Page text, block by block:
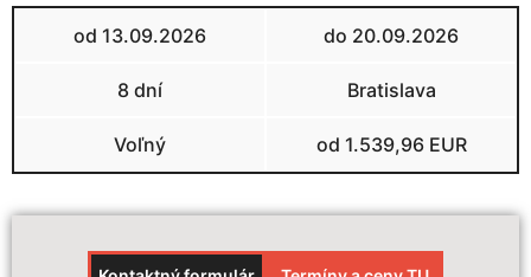
od 13.09.2026 do 20.09.2026
8 dní Bratislava
Voľný od 1.539,96 EUR